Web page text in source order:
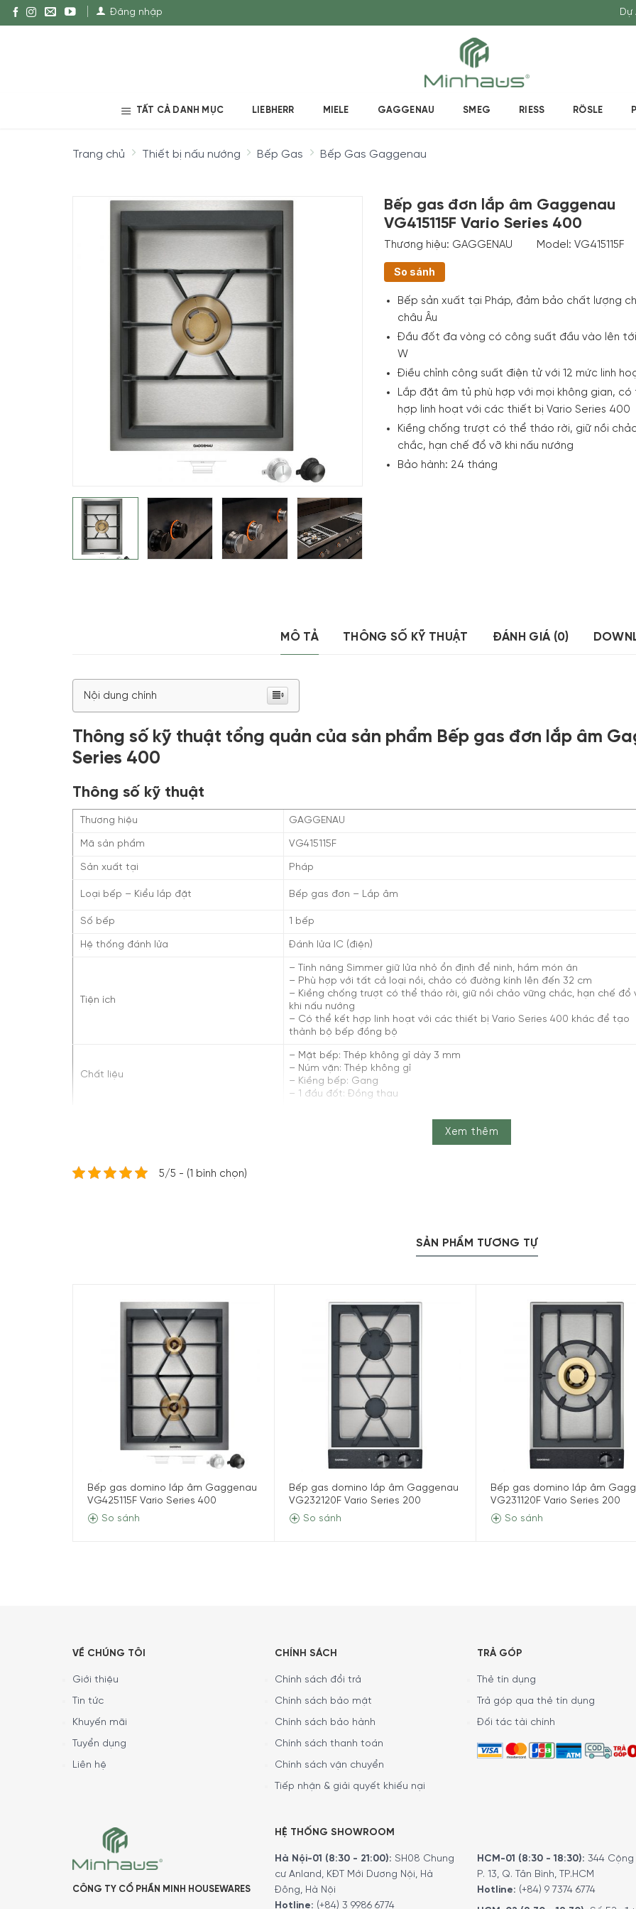
Đăng nhập Dự
TẤT CẢ DANH MỤC LIEBHERR MIELE GAGGENAU SMEG RIESS RÖSLE
Trang chủ Thiết bị nấu nướng Bếp Gas Bếp Gas Gaggenau
Bếp gas đơn lắp âm Gaggenau
VG415115F Vario Series 400
Thương hiệu: GAGGENAU Model: VG415115F
So sánh
Bếp sản xuất tại Pháp, đảm bảo chất lượng
châu Âu
Đầu đốt đa vòng có công suất đầu vào lên
W
Điều chỉnh công suất điện tử với 12 mức linh
Lắp đặt âm tủ phù hợp với mọi không gian,
hợp linh hoạt với các thiết bị Vario Series 400
Kiềng chống trượt có thể tháo rời, giữ nồi
chắc, hạn chế đổ vỡ khi nấu nướng
Bảo hành: 24 tháng
MÔ TẢ THÔNG SỐ KỸ THUẬT ĐÁNH GIÁ (0)
Nội dung chính
Thông số kỹ thuật tổng quản của sản phẩm Bếp gas đơn lắp âm
Series 400
Thông số kỹ thuật
Thương hiệu GAGGENAU
Mã sản phẩm VG415115F
Sản xuất tại Pháp
Loại bếp – Kiểu lắp đặt Bếp gas đơn – Lắp âm
Số bếp 1 bếp
Hệ thống đánh lửa Đánh lửa IC (điện)
Tiện ích
– Tính năng Simmer giữ lửa nhỏ ổn định để ninh, hầm món ăn
– Phù hợp với tất cả loại nồi, chảo có đường kính lên đến 32 cm
– Kiềng chống trượt có thể tháo rời, giữ nồi chảo vững chắc, hạn chế đổ
khi nấu nướng
– Có thể kết hợp linh hoạt với các thiết bị Vario Series 400 khác để tạo
thành bộ bếp đồng bộ
Chất liệu
– Mặt bếp: Thép không gỉ dày 3 mm
– Núm vặn: Thép không gỉ
– Kiềng bếp: Gang
– 1 đầu đốt: Đồng thau
Ngang 36-38,4 cm x Dọc 49,2-52,4 cm
5/5 - (1 bình chọn)
Xem thêm
5/5 - (1 bình chọn)
SẢN PHẨM TƯƠNG TỰ
Bếp gas domino lắp âm Gaggenau
VG425115F Vario Series 400
So sánh
Bếp gas domino lắp âm Gaggenau
VG232120F Vario Series 200
So sánh
Bếp gas domino lắp âm
VG231120F Vario Series 200
So sánh
VỀ CHÚNG TÔI
Giới thiệu
Tin tức
Khuyến mãi
Tuyển dụng
Liên hệ
CHÍNH SÁCH
Chính sách đổi trả
Chính sách bảo mật
Chính sách bảo hành
Chính sách thanh toán
Chính sách vận chuyển
Tiếp nhận & giải quyết khiếu nại
TRẢ GÓP
Thẻ tín dụng
Trả góp qua thẻ tín dụng
Đối tác tài chính
CÔNG TY CỔ PHẦN MINH HOUSEWARES
HỆ THỐNG SHOWROOM
Hà Nội-01 (8:30 - 21:00): SH08 Chung
cư Anland, KĐT Mới Dương Nội, Hà
Đông, Hà Nội
Hotline: (+84) 3 9986 6774
HCM-01 (8:30 - 18:30): 344 Cộng
P. 13, Q. Tân Bình, TP.HCM
Hotline: (+84) 9 7374 6774